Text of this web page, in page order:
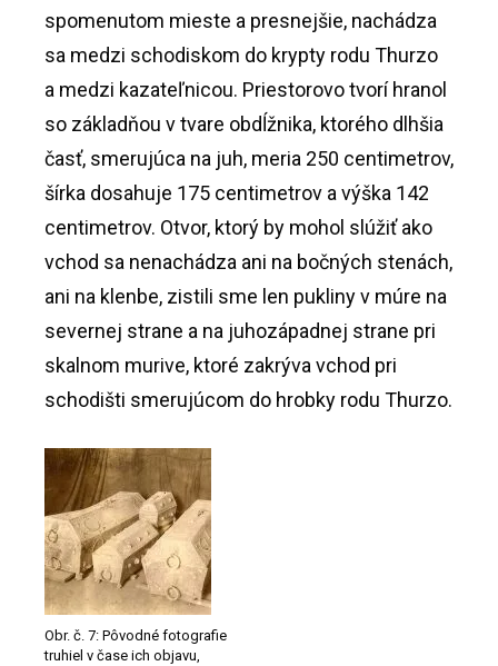
spomenutom mieste a presnejšie, nachádza
sa medzi schodiskom do krypty rodu Thurzo
a medzi kazateľnicou. Priestorovo tvorí hranol
so základňou v tvare obdĺžnika, ktorého dlhšia
časť, smerujúca na juh, meria 250 centimetrov,
šírka dosahuje 175 centimetrov a výška 142
centimetrov. Otvor, ktorý by mohol slúžiť ako
vchod sa nenachádza ani na bočných stenách,
ani na klenbe, zistili sme len pukliny v múre na
severnej strane a na juhozápadnej strane pri
skalnom murive, ktoré zakrýva vchod pri
schodišti smerujúcom do hrobky rodu Thurzo.
Obr. č. 7: Pôvodné fotografie
truhiel v čase ich objavu,